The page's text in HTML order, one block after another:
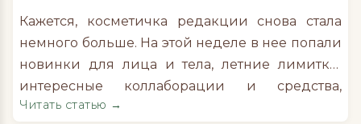
Кажется, косметичка редакции снова стала
немного больше. На этой неделе в нее попали
новинки для лица и тела, летние лимитки,
интересные коллаборации и средства,
которые уже хочется протестировать самим.
Читать статью →